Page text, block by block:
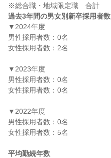
過去3年間の男女別新卒採用者数
▼2024年度
男性採用者数：0名
女性採用者数：2名
▼2023年度
男性採用者数：0名
女性採用者数：0名
▼2022年度
男性採用者数：0名
女性採用者数：5名
平均勤続年数